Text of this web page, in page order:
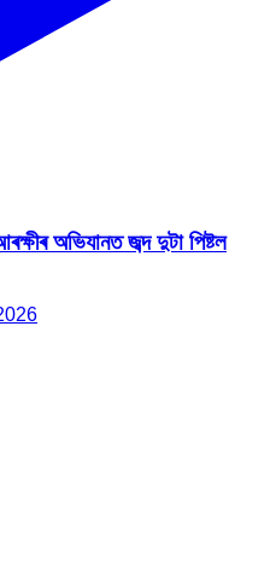
অভিযানত জব্দ দুটা পিষ্টল